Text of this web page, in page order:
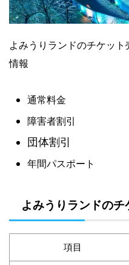
よみうりランドのチケッ
情報
通常料金
障害者割引
団体割引
年間パスポート
よみうりランドの
項目